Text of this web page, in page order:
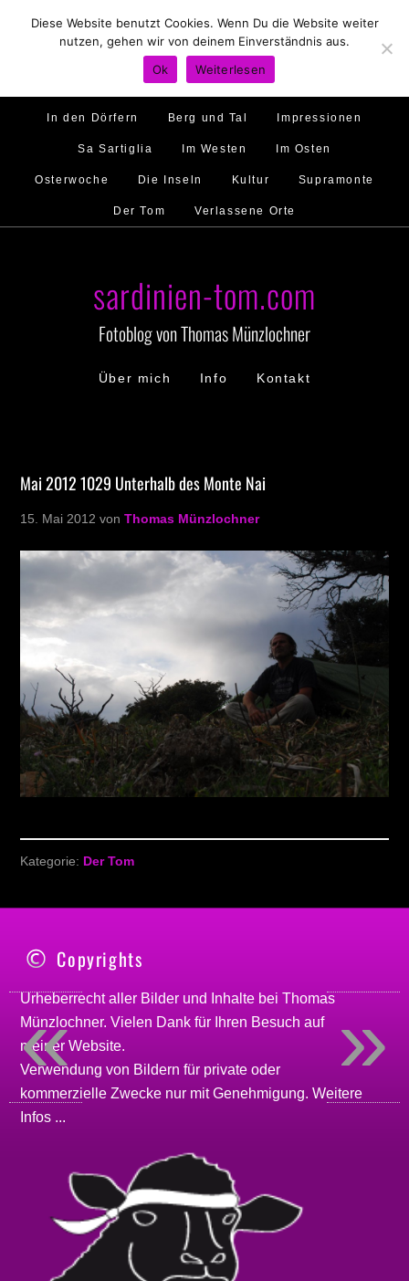
Hirtenland Traumstrände Feste feiern
Golfo di Orosei Im Norden
Murales Ambiente
In den Dörfern Berg und Tal Impressionen
Sa Sartiglia Im Westen Im Osten
Osterwoche Die Inseln Kultur Supramonte
Der Tom Verlassene Orte
sardinien-tom.com
Fotoblog von Thomas Münzlochner
Über mich Info Kontakt
Mai 2012 1029 Unterhalb des Monte Nai
15. Mai 2012 vonThomas Münzlochner
Kategorie: Der Tom
Copyrights
Urheberrecht aller Bilder und Inhalte beiThomas
Münzlochner. Vielen Dank für Ihren Besuch auf
meinerWebsite.
Verwendung von Bildern für private oder
kommerzielle Zwecke nur mit Genehmigung.Weitere
Infos ...
»
«
Diese Website benutzt Cookies. Wenn Du die Website weiter
nutzen, gehen wir von deinem Einverständnis aus.
Ok
Weiterlesen